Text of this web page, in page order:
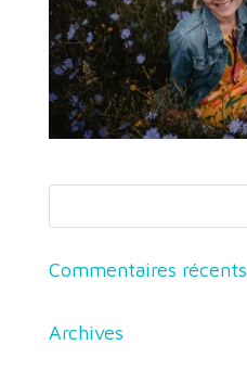
Commentaires récents
Archives